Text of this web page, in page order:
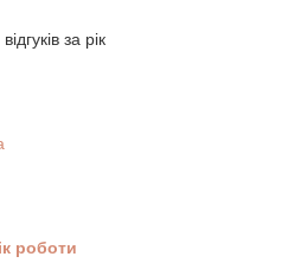
за рік
роботи